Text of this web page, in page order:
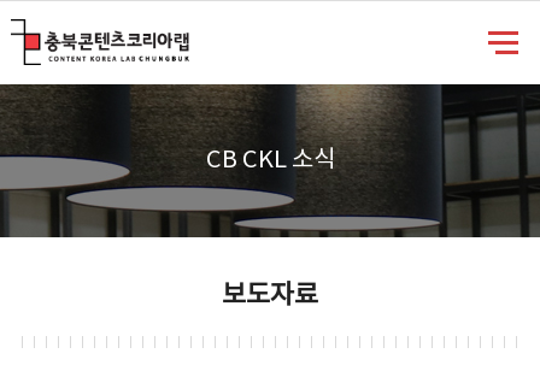
CB CKL 소식
보도자료